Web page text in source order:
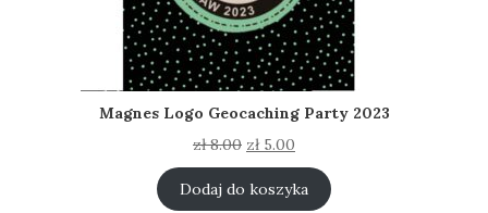
Magnes Logo Geocaching Party 2023
zł8.00 Pierwotna
cena
wynosiła:
zł 8.00.
zł5.00
cena
wynosi:
zł 5.00.
Dodaj do koszyka